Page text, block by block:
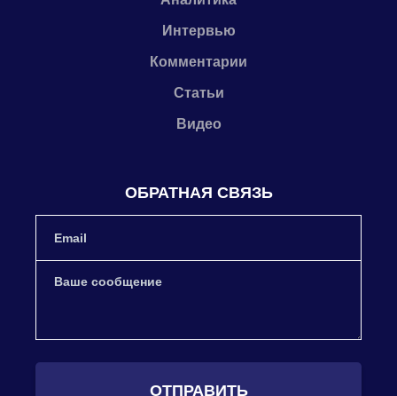
Интервью
Комментарии
Статьи
Видео
ОБРАТНАЯ СВЯЗЬ
ОТПРАВИТЬ